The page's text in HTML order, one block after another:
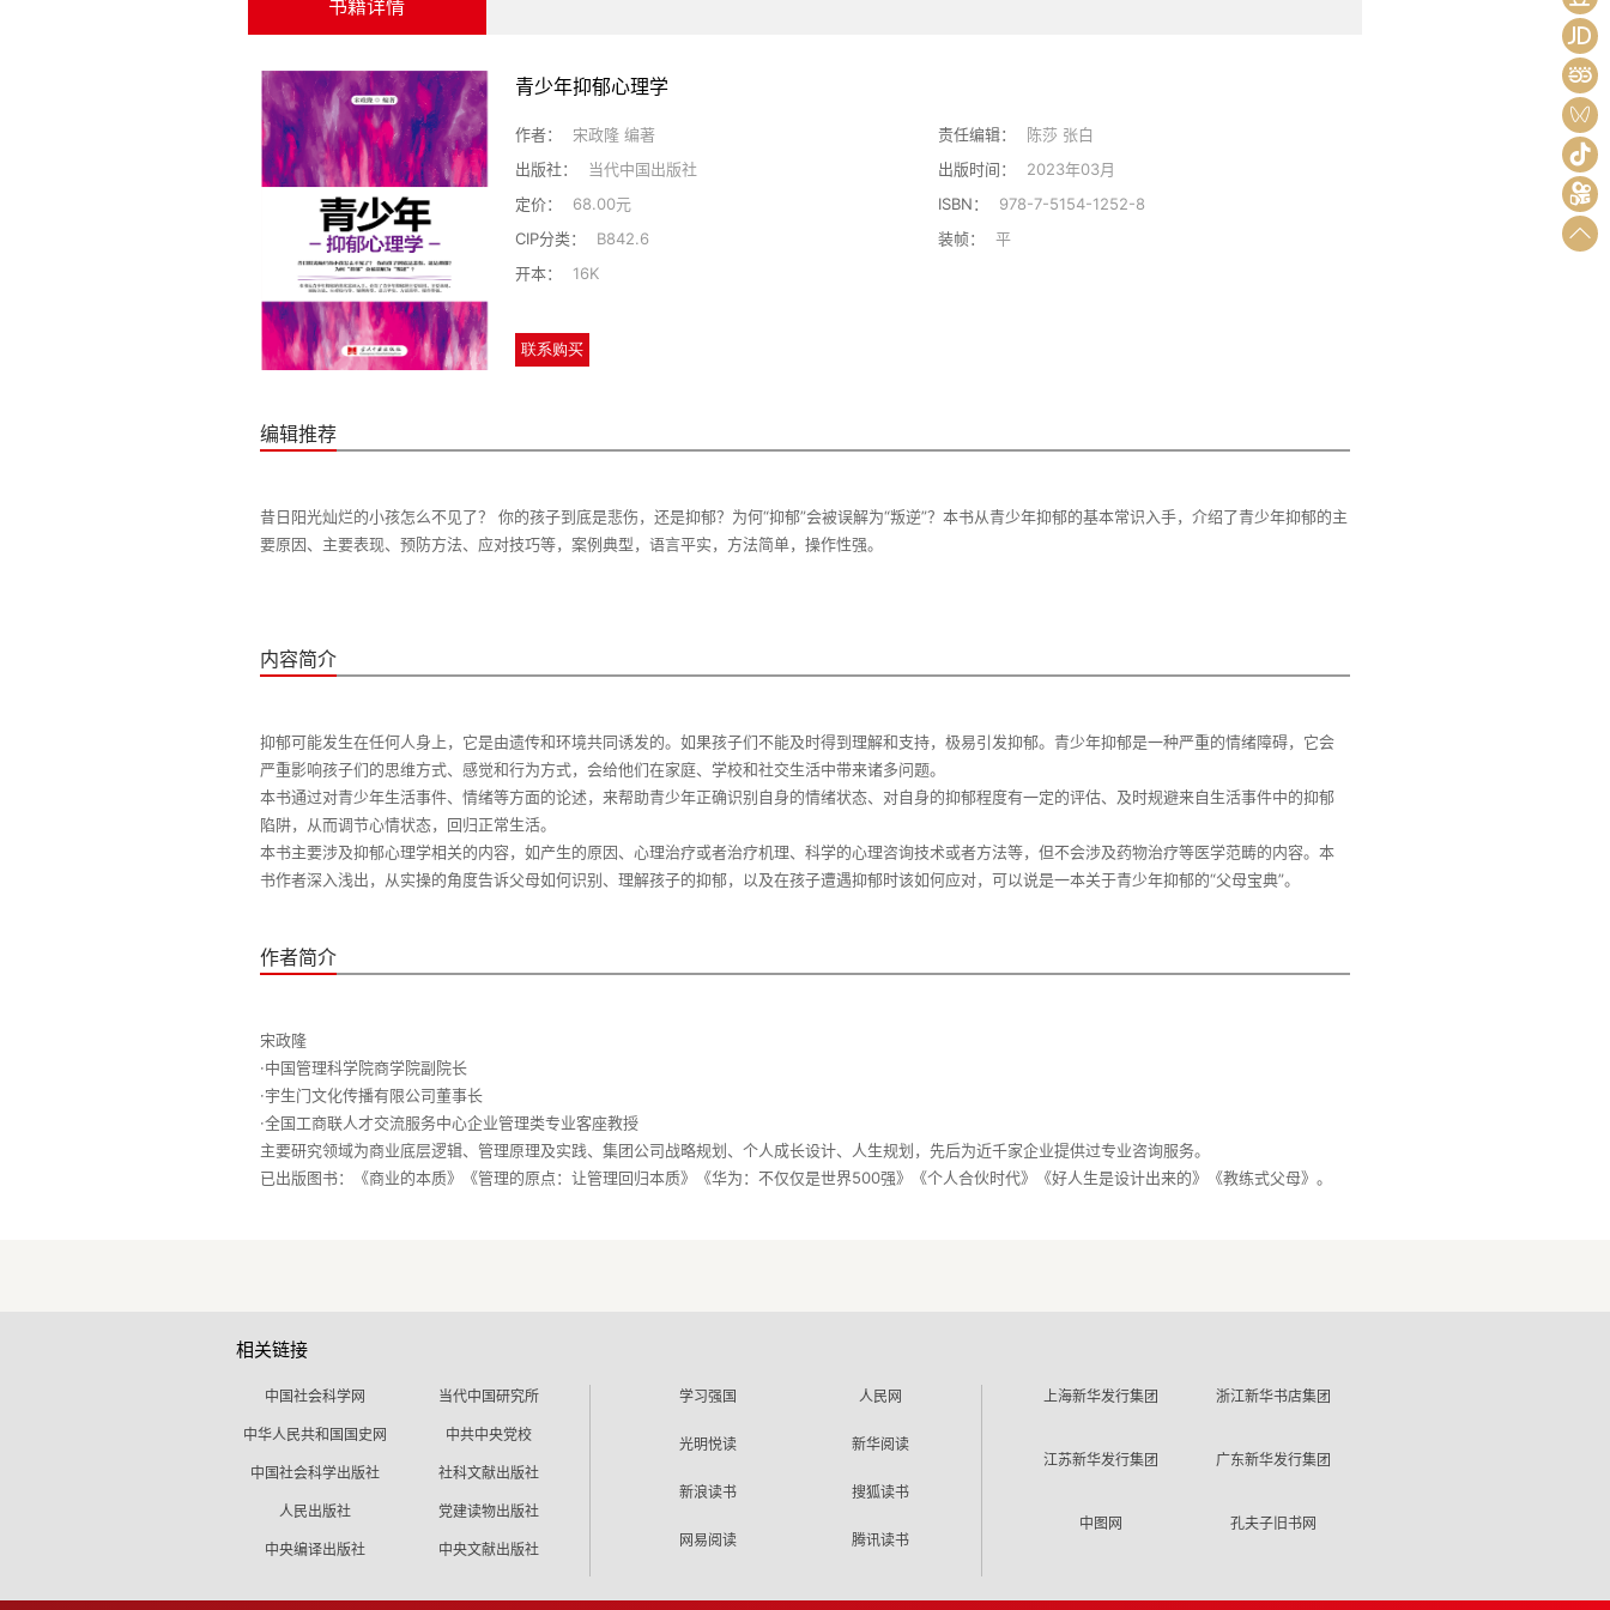
书籍详情
青少年抑郁心理学
作者： 宋政隆 编著 责任编辑：
陈莎 张白
出版社：
当代中国出版社 出版时间：
2023年03月
定价：
68.00元 ISBN：
978-7-5154-1252-8
CIP分类：
B842.6 装帧：
平
开本：
16K
联系购买
编辑推荐
昔日阳光灿烂的小孩怎么不见了？ 你的孩子到底是悲伤，还是抑郁？为何“抑郁”会被误解为“叛逆”？本书从青少年抑郁的基本常识入手，介绍了青少年抑郁的主
内容简介
抑郁可能发生在任何人身上，它是由遗传和环境共同诱发的。如果孩子们不能及时得到理解和支持，极易引发抑郁。青少年抑郁是一种严重的情绪障碍，它会
严重影响孩子们的思维方式、感觉和行为方式，会给他们在家庭、学校和社交生活中带来诸多问题。
本书通过对青少年生活事件、情绪等方面的论述，来帮助青少年正确识别自身的情绪状态、对自身的抑郁程度有一定的评估、及时规避来自生活事件中的抑郁
陷阱，从而调节心情状态，回归正常生活。
本书主要涉及抑郁心理学相关的内容，如产生的原因、心理治疗或者治疗机理、科学的心理咨询技术或者方法等，但不会涉及药物治疗等医学范畴的内容。本
作者简介
宋政隆
·中国管理科学院商学院副院长
·宇生门文化传播有限公司董事长
·全国工商联人才交流服务中心企业管理类专业客座教授
主要研究领域为商业底层逻辑、管理原理及实践、集团公司战略规划、个人成长设计、人生规划，先后为近千家企业提供过专业咨询服务。
相关链接
中国社会科学网 当代中国研究所
中华人民共和国国史网 中共中央党校
中国社会科学出版社 社科文献出版社
人民出版社 党建读物出版社
中央编译出版社 中央文献出版社
学习强国 人民网
光明悦读 新华阅读
新浪读书 搜狐读书
网易阅读 腾讯读书
上海新华发行集团 浙江新华书店集团
江苏新华发行集团 广东新华发行集团
中图网 孔夫子旧书网